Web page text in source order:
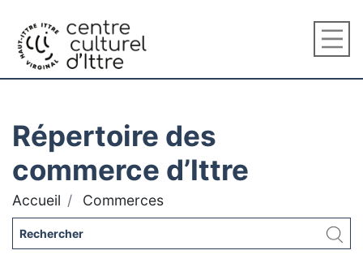
Répertoire des
commerce d’Ittre
Accueil Commerces